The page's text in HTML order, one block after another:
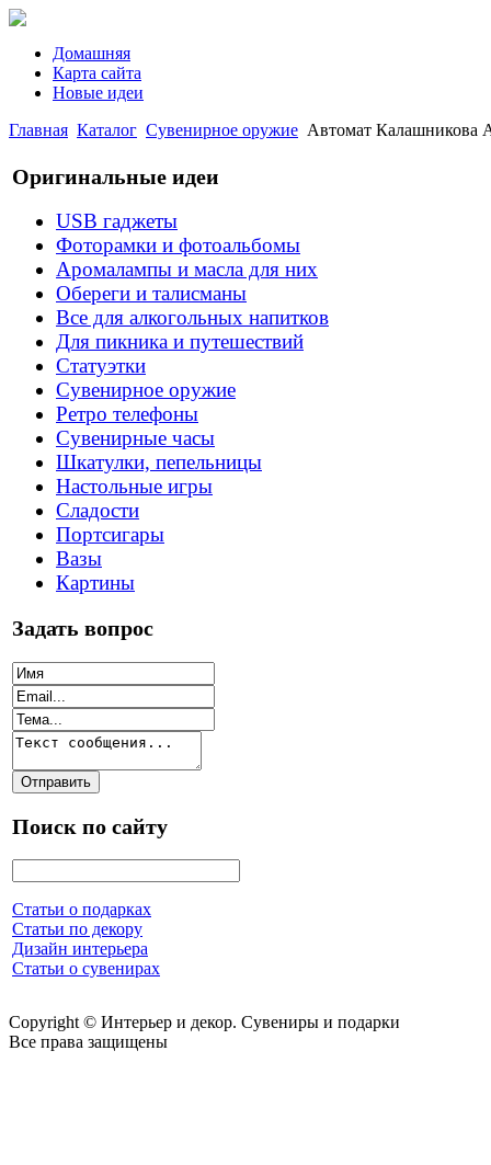
Домашняя
Карта сайта
Новые идеи
Главная Каталог Сувенирное оружие Автомат Калашникова
Оригинальные идеи
USB гаджеты
Фоторамки и фотоальбомы
Аромалампы и масла для них
Обереги и талисманы
Все для алкогольных напитков
Для пикника и путешествий
Статуэтки
Сувенирное оружие
Ретро телефоны
Сувенирные часы
Шкатулки, пепельницы
Настольные игры
Сладости
Портсигары
Вазы
Картины
Задать вопрос
Поиск по сайту
Статьи о подарках
Статьи по декору
Дизайн интерьера
Статьи о сувенирах
Copyright © Интерьер и декор. Сувениры и подарки
Все права защищены